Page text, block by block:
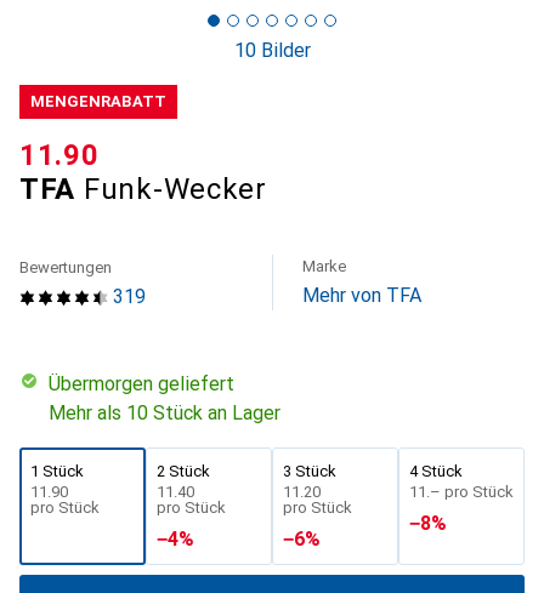
10 Bilder
MENGENRABATT
TFA Funk-Wecker
CHF
11.90
319
Bewertungen Marke
Mehr von TFA
übermorgen geliefert
Mehr als 10 Stück an Lager
1 Stück
CHF
11.90
pro Stück
2 Stück
CHF
11.40
pro Stück
−4%
3 Stück
CHF
11.20
pro Stück
−6%
4 Stück
CHF
11.– pro Stück
−8%